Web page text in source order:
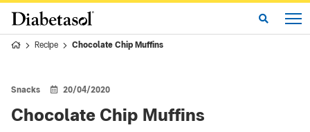
Recipe Chocolate Chip Muffins
Snacks 20/04/2020
Chocolate Chip Muffins